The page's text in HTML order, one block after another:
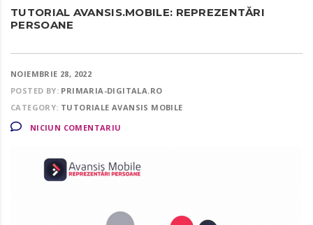
TUTORIAL AVANSIS.MOBILE: REPREZENTĂRI
PERSOANE
NOIEMBRIE 28, 2022
POSTED BY: PRIMARIA-DIGITALA.RO
CATEGORY: TUTORIALE AVANSIS MOBILE
NICIUN COMENTARIU